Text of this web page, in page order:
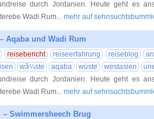
durch Jordanien. Heute geht es
Wadi Rum... mehr auf
Aqaba und Wadi Rum
reisebericht reiseerfahrung reiseblog
wã¼ste aqaba wüste westasien
durch Jordanien. Heute geht es
Wadi Rum... mehr auf
– Swimmersheech Brug